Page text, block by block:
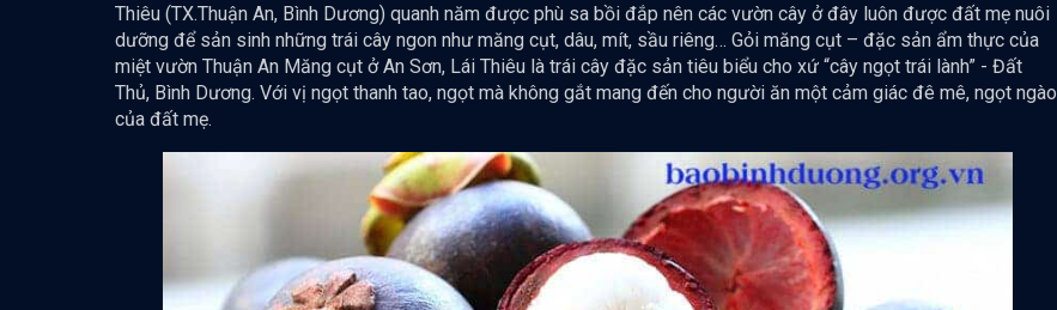
Thiêu (TX.Thuận An, Bình Dương) quanh năm được phù sa bồi đắp nên các vườn cây ở đây luôn được đất mẹ nuôi
dưỡng để sản sinh những trái cây ngon như măng cụt, dâu, mít, sầu riêng… Gỏi măng cụt – đặc sản ẩm thực của
miệt vườn Thuận An Măng cụt ở An Sơn, Lái Thiêu là trái cây đặc sản tiêu biểu cho xứ “cây ngọt trái lành” - Đất
Thủ, Bình Dương. Với vị ngọt thanh tao, ngọt mà không gắt mang đến cho người ăn một cảm giác đê mê, ngọt ngào
của đất mẹ.